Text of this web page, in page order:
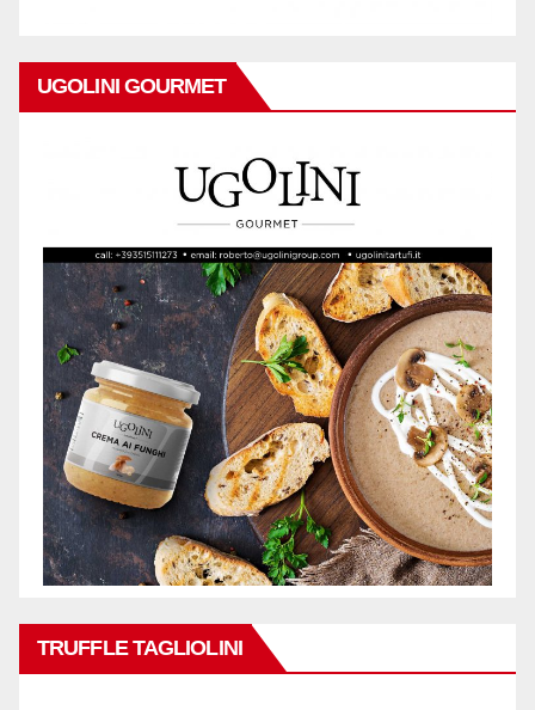
UGOLINI GOURMET
TRUFFLE TAGLIOLINI